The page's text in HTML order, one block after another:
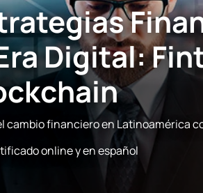
Digital:
cambio financiero en Latinoamérica
online y en español